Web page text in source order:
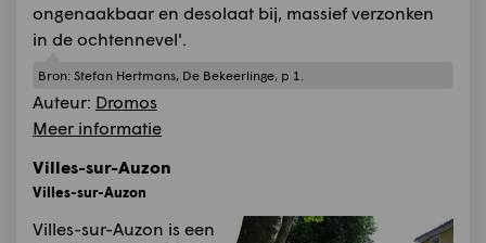
ongenaakbaar en desolaat bij, massief verzonken
in de ochtennevel'.
Bron: Stefan Hertmans, De Bekeerlinge, p 1.
Auteur: Dromos
Meer informatie
Villes-sur-Auzon
Villes-sur-Auzon
Villes-sur-Auzon is een